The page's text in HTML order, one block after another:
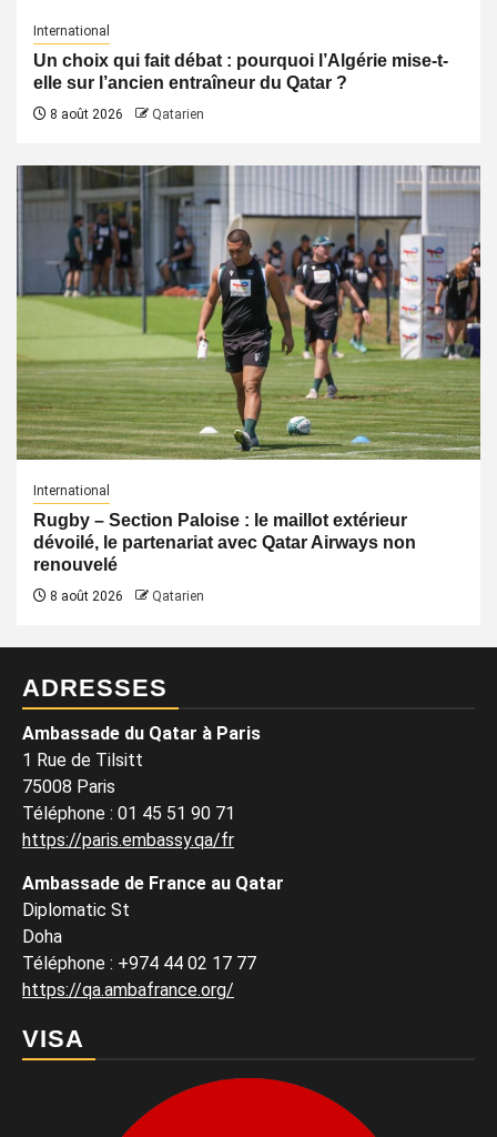
International
Un choix qui fait débat : pourquoi l’Algérie mise-t-
elle sur l’ancien entraîneur du Qatar ?
8 août 2026 Qatarien
International
Rugby – Section Paloise : le maillot extérieur
dévoilé, le partenariat avec Qatar Airways non
renouvelé
8 août 2026 Qatarien
ADRESSES
Ambassade du Qatar à Paris
1 Rue de Tilsitt
75008 Paris
Téléphone : 01 45 51 90 71
https://paris.embassy.qa/fr
Ambassade de France au Qatar
Diplomatic St
Doha
Téléphone : +974 44 02 17 77
https://qa.ambafrance.org/
VISA